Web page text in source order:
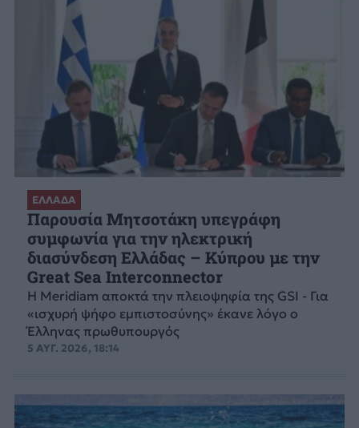
ΕΛΛΑΔΑ
Παρουσία Μητσοτάκη υπεγράφη
συμφωνία για την ηλεκτρική
διασύνδεση Ελλάδας – Κύπρου με την
Great Sea Interconnector
Η Meridiam αποκτά την πλειοψηφία της GSI - Για
«ισχυρή ψήφο εμπιστοσύνης» έκανε λόγο ο
Έλληνας πρωθυπουργός
5 ΑΥΓ. 2026, 18:14